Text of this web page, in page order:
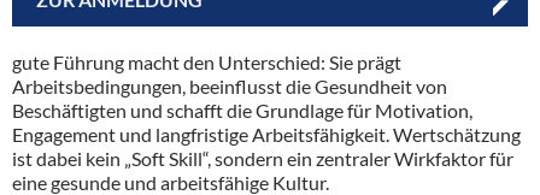
gute Führung macht den Unterschied: Sie prägt
Arbeitsbedingungen, beeinflusst die Gesundheit von
Beschäftigten und schafft die Grundlage für Motivation,
Engagement und langfristige Arbeitsfähigkeit. Wertschätzung
ist dabei kein „Soft Skill“, sondern ein zentraler Wirkfaktor für
eine gesunde und arbeitsfähige Kultur.